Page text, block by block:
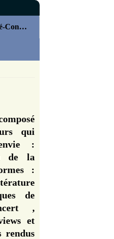
On joue (jeu de société-Concours)
qui
:
de la
:
de
,
et
rendus